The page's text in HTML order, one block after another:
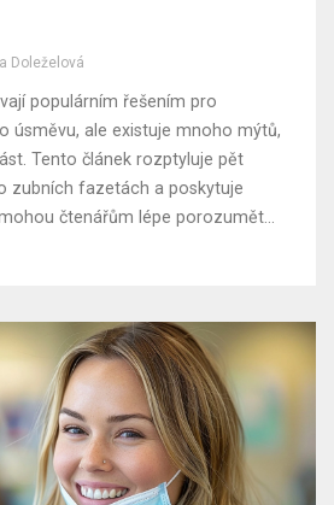
Doleželová
populárním řešením pro
úsměvu, ale existuje mnoho mýtů,
Tento článek rozptyluje pět
zubních fazetách a poskytuje
čtenářům lépe porozumět